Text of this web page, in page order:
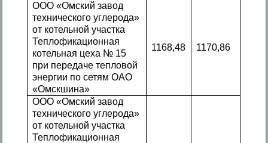
ООО «Омский завод
технического углерода»
от котельной участка
Теплофикационная
котельная цеха № 15
при передаче тепловой
энергии по сетям ОАО
«Омскшина»
1168,48 1170,86
ООО «Омский завод
технического углерода»
от котельной участка
Теплофикационная